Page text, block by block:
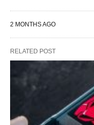
2 MONTHS AGO
RELATED POST